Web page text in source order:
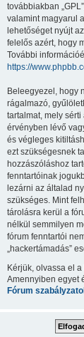
továbbiakban
valamint magyarul a
lehetőséget nyújt
felelős azért, hogy
További
https://
Beleegyezel, hogy
rágalmazó,
tartalmat, mely
érvényben lévő
és végleges
ezt szükségesnek
hozzászóláshoz
fenntartóinak
lezárni az általad
szükséges. Mint
tárolásra kerül a
nélkül semmilyen
fórum fenntartói
„hackertámadás”
Kérjük, olvassa el
Amennyiben egyet
Fórum